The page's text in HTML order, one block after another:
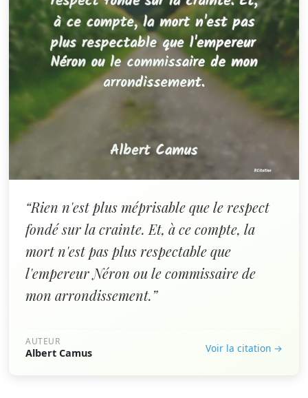
“Rien n'est plus méprisable que le respect
fondé sur la crainte. Et, à ce compte, la
mort n'est pas plus respectable que
l'empereur Néron ou le commissaire de
mon arrondissement.”
AUTEUR
Albert Camus Voir la citation →